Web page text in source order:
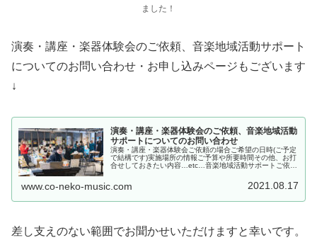
ました！
演奏・講座・楽器体験会のご依頼、音楽地域活動サポート
についてのお問い合わせ・お申し込みページもございます
↓
演奏・講座・楽器体験会のご依頼、音楽地域活動
サポートについてのお問い合わせ
演奏・講座・楽器体験会ご依頼の場合ご希望の日時(ご予定
で結構です)実施場所の情報ご予算や所要時間その他、お打
合せしておきたい内容…etc…音楽地域活動サポートご依頼
www.co-neko-music.com 2021.08.17
差し支えのない範囲でお聞かせいただけますと幸いです。